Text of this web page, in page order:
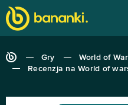
Gry
World of
Recenzja na World of